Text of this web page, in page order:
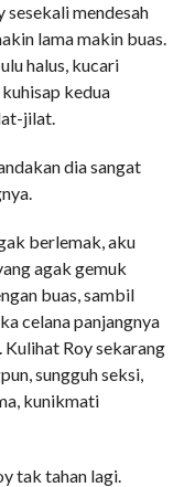
mendesah
lama makin buas.
halus, kucari
kedua
jilat.
dia sangat
berlemak, aku
agak gemuk
buas, sambil
celana panjangnya
Kulihat Roy sekarang
sungguh seksi,
kunikmati
tak tahan lagi.